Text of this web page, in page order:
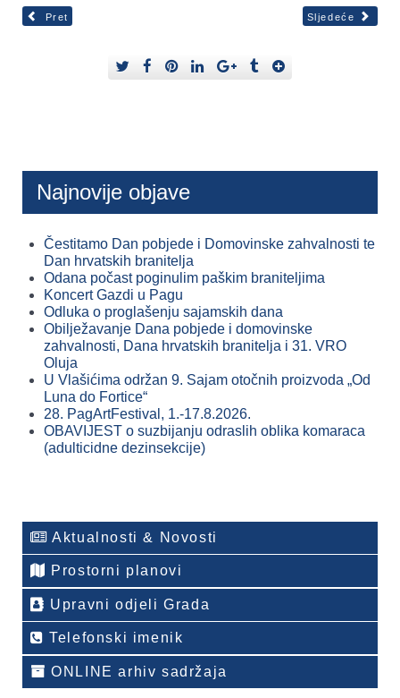
Pret Sljedeće
Najnovije objave
Čestitamo Dan pobjede i Domovinske zahvalnosti te
Dan hrvatskih branitelja
Odana počast poginulim paškim braniteljima
Koncert Gazdi u Pagu
Odluka o proglašenju sajamskih dana
Obilježavanje Dana pobjede i domovinske
zahvalnosti, Dana hrvatskih branitelja i 31. VRO
Oluja
U Vlašićima održan 9. Sajam otočnih proizvoda „Od
Luna do Fortice“
28. PagArtFestival, 1.-17.8.2026.
OBAVIJEST o suzbijanju odraslih oblika komaraca
(adulticidne dezinsekcije)
Aktualnosti & Novosti
Prostorni planovi
Upravni odjeli Grada
Telefonski imenik
ONLINE arhiv sadržaja